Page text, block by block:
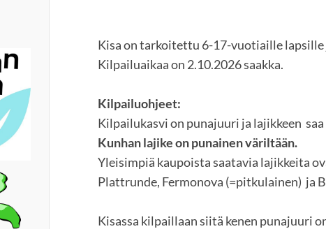
Kisa on tarkoitettu 6-17-vuotiaille
Kilpailuaikaa on 2.10.2026 saakka.
Kilpailuohjeet:
Kilpailukasvi on punajuuri ja lajikkeen
Kunhan lajike on punainen väriltään.
Yleisimpiä kaupoista saatavia lajikkeita
Plattrunde, Fermonova (=pitkulainen) ja
Kisassa kilpaillaan siitä kenen punajuuri